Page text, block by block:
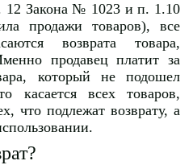
12 Закона № 1023 и п. 1.10
продажи товаров), все
возврата товара,
продавец платит за
который не подошел
касается всех товаров,
что подлежат возврату, а